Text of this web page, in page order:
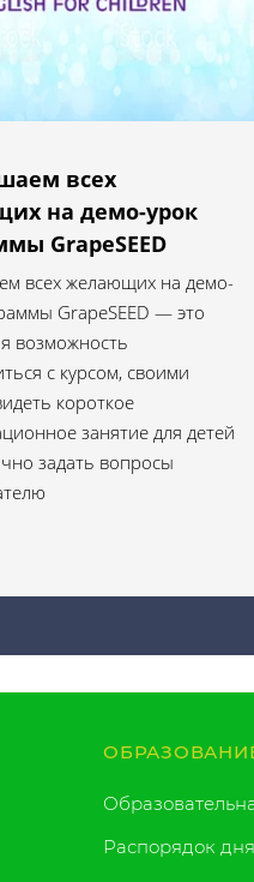
всех
на демо-урок
GrapeSEED
всех желающих на демо-
GrapeSEED — это
возможность
с курсом, своими
короткое
занятие для детей
задать вопросы
Распорядок дня